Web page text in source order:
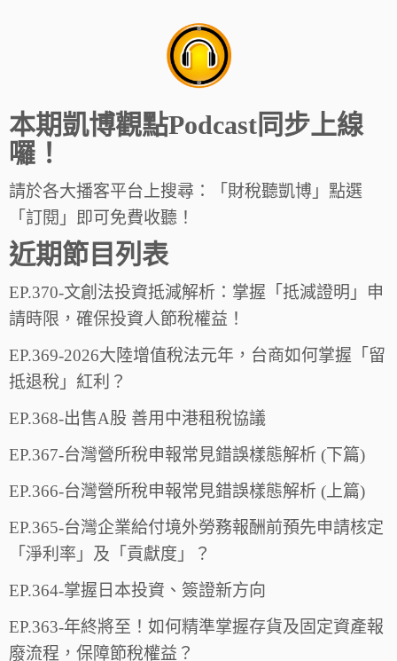
本期凱博觀點Podcast同步上線
囉！
請於各大播客平台上搜尋：「財稅聽凱博」點選
「訂閱」即可免費收聽！
近期節目列表
EP.370-文創法投資抵減解析：掌握「抵減證明」申
請時限，確保投資人節稅權益！
EP.369-2026大陸增值稅法元年，台商如何掌握「留
抵退稅」紅利？
EP.368-出售A股 善用中港租稅協議
EP.367-台灣營所稅申報常見錯誤樣態解析 (下篇)
EP.366-台灣營所稅申報常見錯誤樣態解析 (上篇)
EP.365-台灣企業給付境外勞務報酬前預先申請核定
「淨利率」及「貢獻度」？
EP.364-掌握日本投資、簽證新方向
EP.363-年終將至！如何精準掌握存貨及固定資產報
廢流程，保障節稅權益？